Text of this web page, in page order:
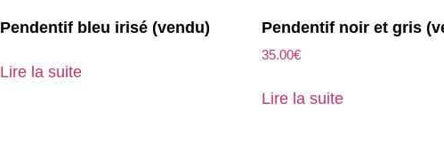
Pendentif bleu irisé (vendu)
Lire la suite
Pendentif noir et gris
35.00€
Lire la suite